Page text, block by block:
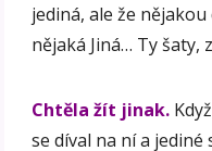
jediná, ale že
nějaká Jiná… Ty šaty,
Chtěla žít jinak.
se díval na ní a